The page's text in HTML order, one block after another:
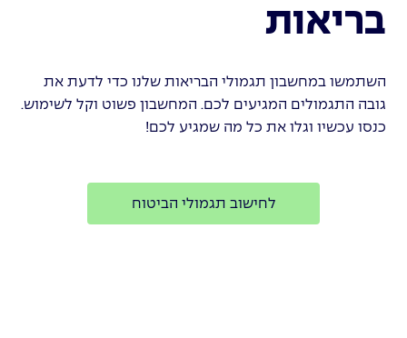
בריאות
השתמשו במחשבון תגמולי הבריאות שלנו כדי לדעת את
גובה התגמולים המגיעים לכם. המחשבון פשוט וקל לשימוש.
כנסו עכשיו וגלו את כל מה שמגיע לכם!
לחישוב תגמולי הביטוח